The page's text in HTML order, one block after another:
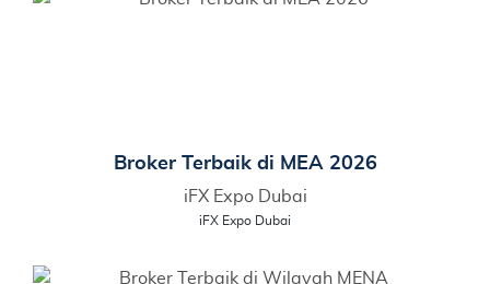
Broker Terbaik di MEA 2026
iFX Expo Dubai
iFX Expo Dubai